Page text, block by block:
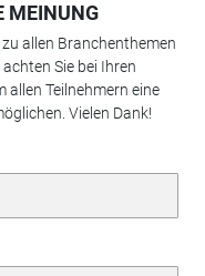
MEINUNG
allen Branchenthemen
Sie bei Ihren
allen Teilnehmern eine
Vielen Dank!